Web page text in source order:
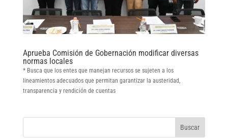
Aprueba Comisión de Gobernación modificar diversas
normas locales
* Busca que los entes que manejan recursos se sujeten a los
lineamientos adecuados que permitan garantizar la austeridad,
transparencia y rendición de cuentas